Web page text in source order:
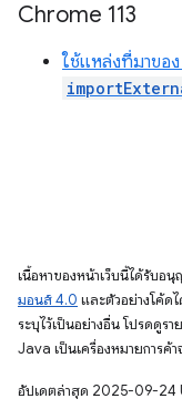
Chrome 113
ใช้แหล่งที่มาขอ
เนื้อหาของหน้าเว็บนี้ได้รับอนุ
มอนส์ 4.0 และตัวอย่างโค้ด
ระบุไว้เป็นอย่างอื่น โปรดดูรา
Java เป็นเครื่องหมายการค้
อัปเดตล่าสุด 2025-09-24